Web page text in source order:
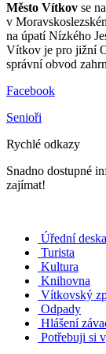
Město Vítkov se
v
na úpatí Nízkého
Vítkov je pro jižní
správní obvod
Facebook
Senioři
Rychlé odkazy
Snadno dostupné
zajímat!
Úřední deska
Turista
Kultura
Knihovna
Vítkovský
Odpady
Hlášení
Potřebuji si